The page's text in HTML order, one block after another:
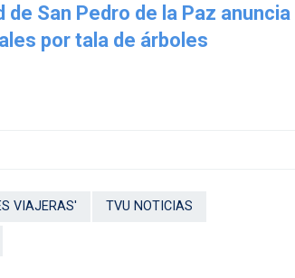
de San Pedro de la Paz anuncia
por tala de árboles
VIAJERAS' TVU NOTICIAS